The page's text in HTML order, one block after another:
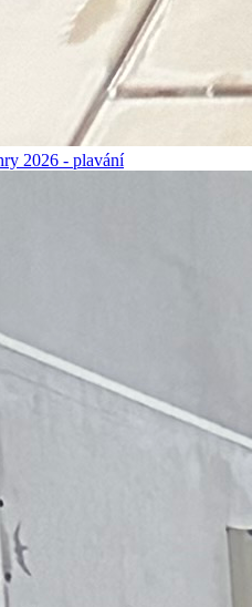
2026 - plavání